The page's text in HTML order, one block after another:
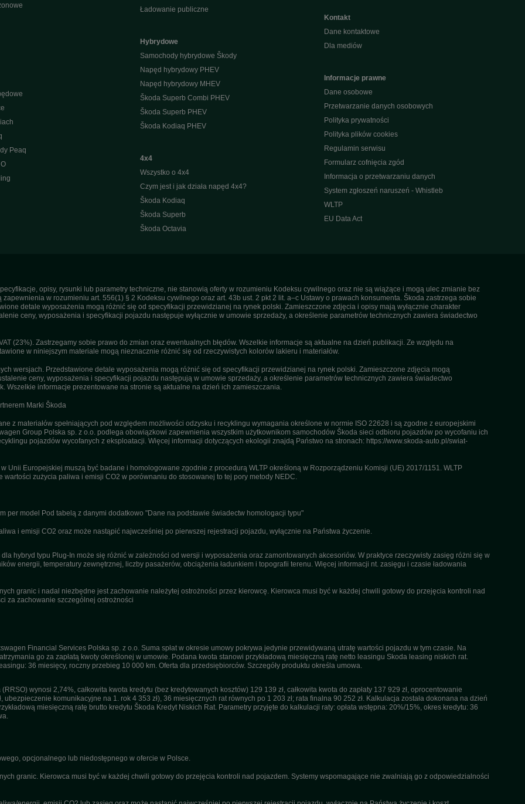
Peaq
Ładowanie publiczne
Hybrydowe
Samochody hybrydowe Škody
Napęd hybrydowy PHEV
Napęd hybrydowy MHEV
Škoda Superb Combi PHEV
Škoda Superb PHEV
Škoda Kodiaq PHEV
4x4
Wszystko o 4x4
Czym jest i jak działa napęd 4x4?
Škoda Kodiaq
Škoda Superb
Škoda Octavia
Kontakt
Dane kontaktowe
Dla mediów
Informacje prawne
Dane osobowe
Przetwarzanie danych osobowych
Polityka prywatności
Polityka plików cookies
Regulamin serwisu
Formularz cofnięcia zgód
Informacja o przetwarzaniu danych
System zgłoszeń naruszeń - Whistleb
WLTP
EU Data Act
opisy, rysunki lub parametry techniczne, nie stanowią oferty w rozumieniu Kodeksu cywilnego oraz nie są wiążące i mogą ulec zmianie bez
w rozumieniu art. 556(1) § 2 Kodeksu cywilnego oraz art. 43b ust. 2 pkt 2 lit. a–c Ustawy o prawach konsumenta. Škoda zastrzega sobie
detale wyposażenia mogą różnić się od specyfikacji przewidzianej na rynek polski. Zamieszczone zdjęcia i opisy mają wyłącznie charakter
ceny, wyposażenia i specyfikacji pojazdu następuje wyłącznie w umowie sprzedaży, a określenie parametrów technicznych zawiera świadectwo
(23%). Zastrzegamy sobie prawo do zmian oraz ewentualnych błędów. Wszelkie informacje są aktualne na dzień publikacji. Ze względu na
w niniejszym materiale mogą nieznacznie różnić się od rzeczywistych kolorów lakieru i materiałów.
wersjach. Przedstawione detale wyposażenia mogą różnić się od specyfikacji przewidzianej na rynek polski. Zamieszczone zdjęcia mogą
ceny, wyposażenia i specyfikacji pojazdu następują w umowie sprzedaży, a określenie parametrów technicznych zawiera świadectwo
Wszelkie informacje prezentowane na stronie są aktualne na dzień ich zamieszczania.
Marki Škoda
z materiałów spełniających pod względem możliwości odzysku i recyklingu wymagania określone w normie ISO 22628 i są zgodne z europejskimi
Group Polska sp. z o.o. podlega obowiązkowi zapewnienia wszystkim użytkownikom samochodów Škoda sieci odbioru pojazdów po wycofaniu ich
pojazdów wycofanych z eksploatacji. Więcej informacji dotyczących ekologii znajdą Państwo na stronach: https://www.skoda-auto.pl/swiat-
Unii Europejskiej muszą być badane i homologowane zgodnie z procedurą WLTP określoną w Rozporządzeniu Komisji (UE) 2017/1151. WLTP
zużycia paliwa i emisji CO2 w porównaniu do stosowanej to tej pory metody NEDC.
per model Pod tabelą z danymi dodatkowo "Dane na podstawie świadectw homologacji typu"
i emisji CO2 oraz może nastąpić najwcześniej po pierwszej rejestracji pojazdu, wyłącznie na Państwa życzenie.
hybryd typu Plug-In może się różnić w zależności od wersji i wyposażenia oraz zamontowanych akcesoriów. W praktyce rzeczywisty zasięg różni się w
energii, temperatury zewnętrznej, liczby pasażerów, obciążenia ładunkiem i topografii terenu. Więcej informacji nt. zasięgu i czasie ładowania
granic i nadal niezbędne jest zachowanie należytej ostrożności przez kierowcę. Kierowca musi być w każdej chwili gotowy do przejęcia kontroli nad
za zachowanie szczególnej ostrożności
Financial Services Polska sp. z o.o. Suma spłat w okresie umowy pokrywa jedynie przewidywaną utratę wartości pojazdu w tym czasie. Na
go za zapłatą kwoty określonej w umowie. Podana kwota stanowi przykładową miesięczną ratę netto leasingu Skoda leasing niskich rat.
36 miesięcy, roczny przebieg 10 000 km. Oferta dla przedsiębiorców. Szczegóły produktu określa umowa.
wynosi 2,74%, całkowita kwota kredytu (bez kredytowanych kosztów) 129 139 zł, całkowita kwota do zapłaty 137 929 zł, oprocentowanie
ubezpieczenie komunikacyjne na 1. rok 4 353 zł), 36 miesięcznych rat równych po 1 203 zł; rata finalna 90 252 zł. Kalkulacja została dokonana na dzień
miesięczną ratę brutto kredytu Škoda Kredyt Niskich Rat. Parametry przyjęte do kalkulacji raty: opłata wstępna: 20%/15%, okres kredytu: 36
opcjonalnego lub niedostępnego w ofercie w Polsce.
granic. Kierowca musi być w każdej chwili gotowy do przejęcia kontroli nad pojazdem. Systemy wspomagające nie zwalniają go z odpowiedzialności